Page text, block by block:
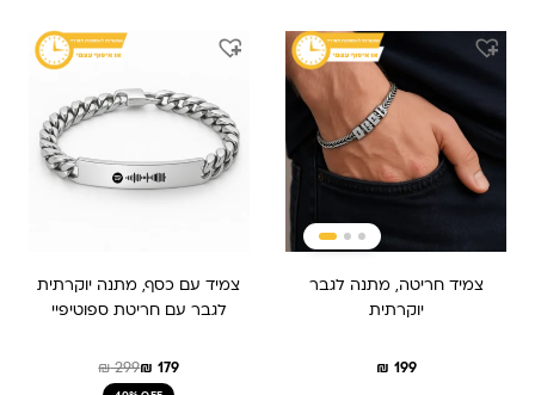
צמיד חריטה, מתנה לגבר
יוקרתית
₪ 199
צמיד עם כסף, מתנה יוקרתית
לגבר עם חריטת ספוטיפיי
₪299
₪ 299.
₪ 179
₪ 179.